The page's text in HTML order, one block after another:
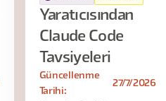
Yaratıcısından
Claude Code
Tavsiyeleri
Güncellenme
Tarihi:
27/7/2026